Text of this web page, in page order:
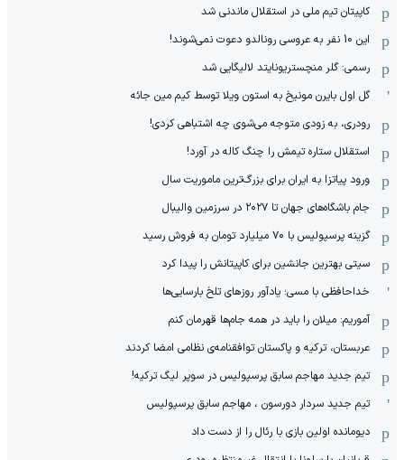
PS5 و آیفون17 از گردونه شانس جایزه بگیر 🎁
بچرخونش
‹
آخرین اخبار
انتقال ستاره پی‌اس‌جی به لیورپول قطعی شد؟
کاپیتان تیم ملی در استقلال ماندنی شد
این 10 نفر به عروسی رونالدو دعوت نمی‌شوند!
رسمی: گلر منچستریونایتد لالیگایی شد
گل اول بایرن مونیخ به استون ویلا توسط کیم مین جائه